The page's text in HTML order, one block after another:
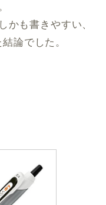
かも書きやすい、
論でした。